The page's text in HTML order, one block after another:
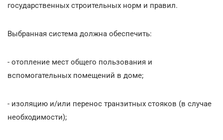
государственных строительных норм и правил.
Выбранная система должна обеспечить:
- отопление мест общего пользования и
вспомогательных помещений в доме;
- изоляцию и/или перенос транзитных стояков (в случае
необходимости);